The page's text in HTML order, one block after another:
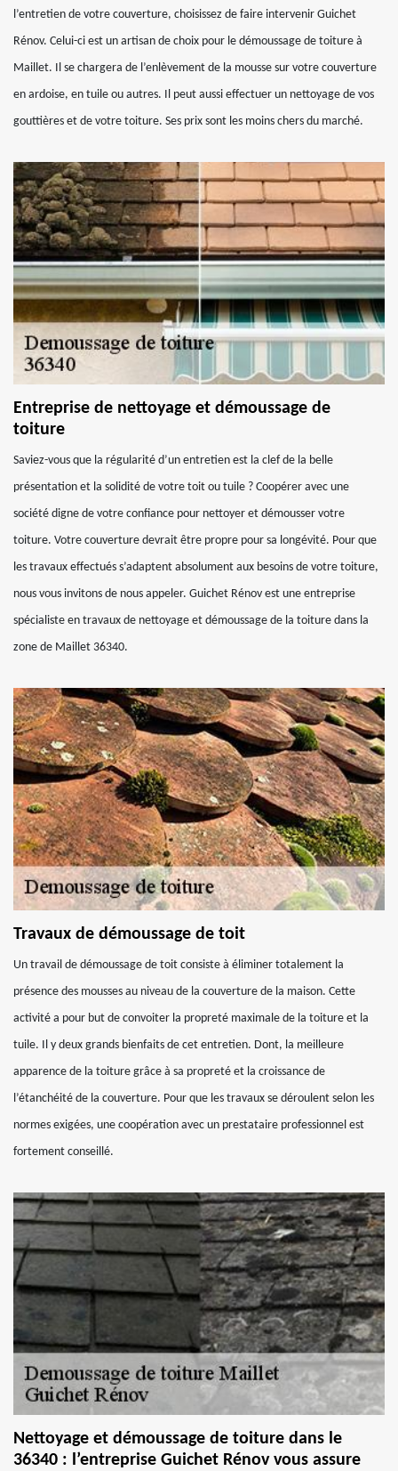
l’entretien de votre couverture, choisissez de faire intervenir Guichet
Rénov. Celui-ci est un artisan de choix pour le démoussage de toiture à
Maillet. Il se chargera de l’enlèvement de la mousse sur votre couverture
en ardoise, en tuile ou autres. Il peut aussi effectuer un nettoyage de vos
gouttières et de votre toiture. Ses prix sont les moins chers du marché.
Entreprise de nettoyage et démoussage de
toiture
Saviez-vous que la régularité d’un entretien est la clef de la belle
présentation et la solidité de votre toit ou tuile ? Coopérer avec une
société digne de votre confiance pour nettoyer et démousser votre
toiture. Votre couverture devrait être propre pour sa longévité. Pour que
les travaux effectués s’adaptent absolument aux besoins de votre toiture,
nous vous invitons de nous appeler. Guichet Rénov est une entreprise
spécialiste en travaux de nettoyage et démoussage de la toiture dans la
zone de Maillet 36340.
Travaux de démoussage de toit
Un travail de démoussage de toit consiste à éliminer totalement la
présence des mousses au niveau de la couverture de la maison. Cette
activité a pour but de convoiter la propreté maximale de la toiture et la
tuile. Il y deux grands bienfaits de cet entretien. Dont, la meilleure
apparence de la toiture grâce à sa propreté et la croissance de
l’étanchéité de la couverture. Pour que les travaux se déroulent selon les
normes exigées, une coopération avec un prestataire professionnel est
fortement conseillé.
Nettoyage et démoussage de toiture dans le
36340 : l’entreprise Guichet Rénov vous assure